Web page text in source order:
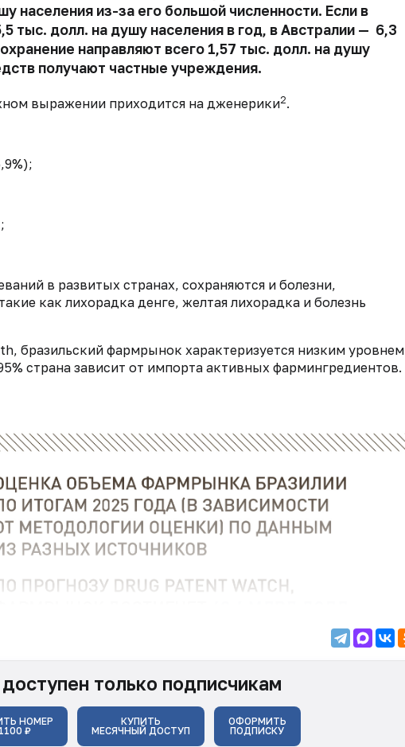
населения из-за его большой численности. Если в
тыс. долл. на душу населения в год, в Австралии — 6,3
направляют всего 1,57 тыс. долл. на душу
получают частные учреждения.
выражении приходится на дженерики2.
в развитых странах, сохраняются и болезни,
как лихорадка денге, желтая лихорадка и болезнь
бразильский фармрынок характеризуется низким уровнем
страна зависит от импорта активных фармингредиентов.
только подписчикам
НОМЕР
1100 ₽
КУПИТЬ
МЕСЯЧНЫЙ ДОСТУП
ОФОРМИТЬ
ПОДПИСКУ